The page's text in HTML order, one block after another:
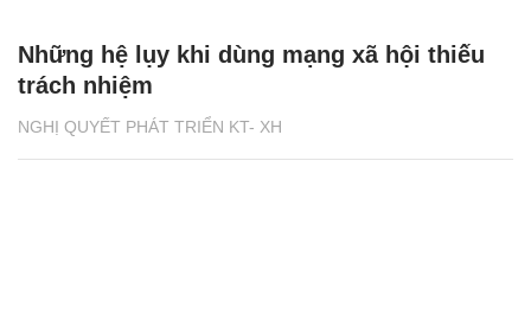
NGHỊ QUYẾT PHÁT TRIỂN KT- XH
Những hệ lụy khi dùng mạng xã hội thiếu
trách nhiệm